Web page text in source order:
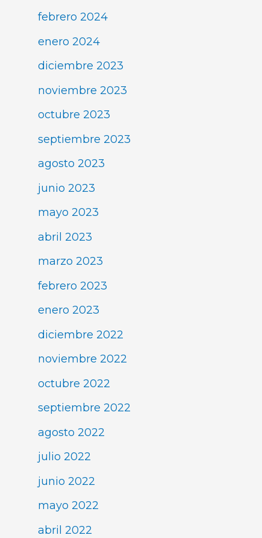
febrero 2024
enero 2024
diciembre 2023
noviembre 2023
octubre 2023
septiembre 2023
agosto 2023
junio 2023
mayo 2023
abril 2023
marzo 2023
febrero 2023
enero 2023
diciembre 2022
noviembre 2022
octubre 2022
septiembre 2022
agosto 2022
julio 2022
junio 2022
mayo 2022
abril 2022